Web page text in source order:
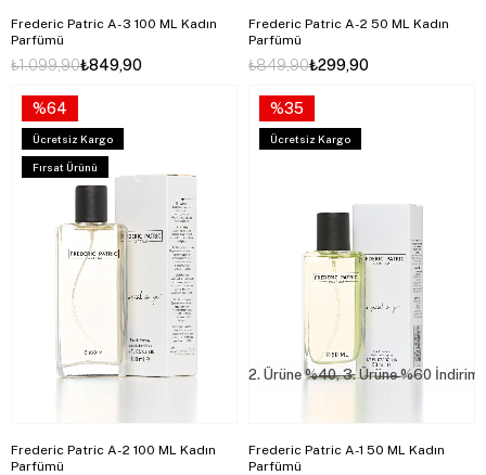
Frederic Patric A-3 100 ML Kadın
Parfümü
₺849,90
₺1.099,90
Frederic Patric A-2 50 ML Kadın
Parfümü
₺299,90
₺849,90
Frederic Patric A-2 100 ML Kadın
Parfümü
%64
Ücretsiz Kargo
Fırsat Ürünü
Frederic Patric A-1 50 ML Kadın
Parfümü
2. Ürüne %40, 3. Ürüne %60 İndirim
%35
Ücretsiz Kargo